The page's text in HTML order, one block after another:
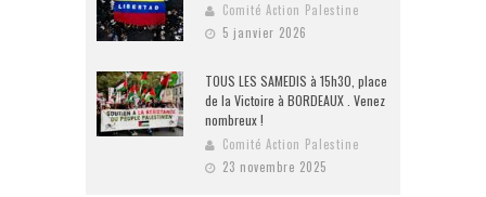
Comité Action Palestine
5 janvier 2026
TOUS LES SAMEDIS à 15h30, place
de la Victoire à BORDEAUX . Venez
nombreux !
Comité Action Palestine
23 novembre 2025